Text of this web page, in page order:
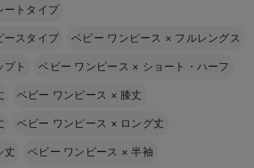
ートタイプ
ースタイプ ベビー ワンピース × フルレングス
プト ベビー ワンピース × ショート・ハーフ
ベビー ワンピース × 膝丈
ベビー ワンピース × ロング丈
丈 ベビー ワンピース ×半袖